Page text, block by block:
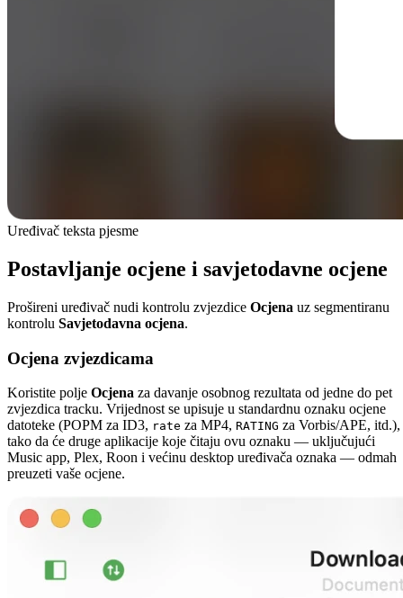
Uređivač teksta pjesme
Postavljanje ocjene i savjetodavne ocjene
Prošireni uređivač nudi kontrolu zvjezdice Ocjena uz segmentiranu
kontrolu Savjetodavna ocjena.
Ocjena zvjezdicama
Koristite polje Ocjena za davanje osobnog rezultata od jedne do pet
zvjezdica tracku. Vrijednost se upisuje u standardnu oznaku ocjene
datoteke (POPM za ID3, rate za MP4, RATING za Vorbis/APE, itd.),
tako da će druge aplikacije koje čitaju ovu oznaku — uključujući
Music app, Plex, Roon i većinu desktop uređivača oznaka — odmah
preuzeti vaše ocjene.